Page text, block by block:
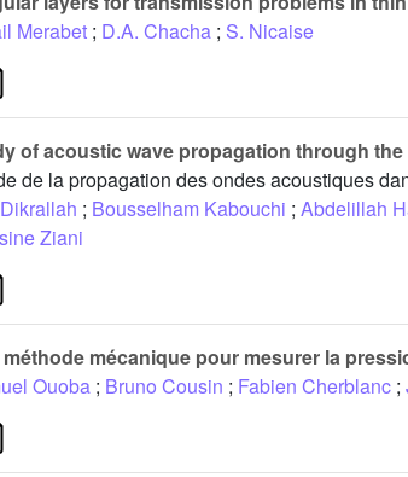
Merabet ; D.A. Chacha ; S. Nicaise
of acoustic wave propagation through
de la propagation des ondes acoustiques
; Bousselham Kabouchi ; Abdelillah
Ziani
méthode mécanique pour mesurer la
Ouoba ; Bruno Cousin ; Fabien Cherblanc ;